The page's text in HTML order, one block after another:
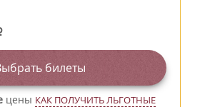
билеты
цены КАК ПОЛУЧИТЬ ЛЬГОТНЫЕ